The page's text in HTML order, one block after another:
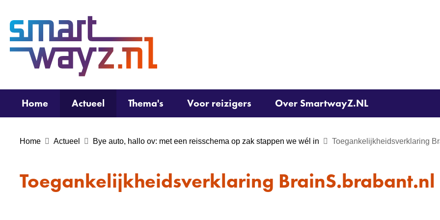
Home Actueel Thema's Voor reizigers Over SmartwayZ.NL
Home Actueel Bye auto, hallo ov: met een reisschema op zak stappen we wél in Toegankelijkheidsverklaring
Toegankelijkheidsverklaring BrainS.brabant.nl